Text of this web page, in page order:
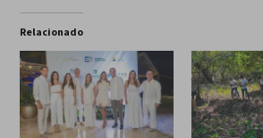
Relacionado